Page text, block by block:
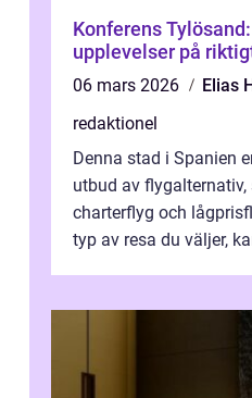
Konferens
upplevelser på
06 mars 2026
Elias
redaktionel
Denna stad i Spanien
utbud av
charterflyg och
typ av resa du väljer,